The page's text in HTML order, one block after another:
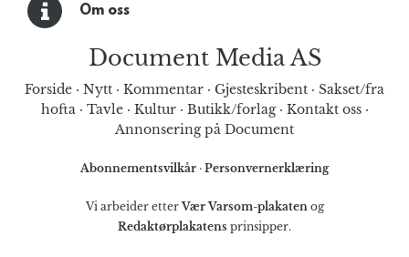
Om oss
Document Media AS
Forside · Nytt · Kommentar · Gjesteskribent · Sakset/fra
hofta· Tavle· Kultur· Butikk/forlag· Kontakt oss·
Annonsering på Document
Abonnementsvilkår · Personvernerklæring
Vi arbeider etterVær Varsom-plakaten og
Redaktørplakatens prinsipper.